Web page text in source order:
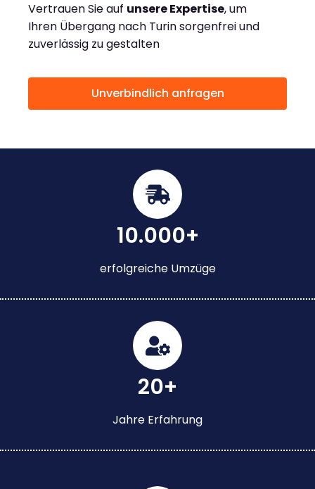
Vertrauen Sie auf unsere Expertise, um
Ihren Übergang nach Turin sorgenfrei und
zuverlässig zu gestalten
Unverbindlich anfragen
10.000+
erfolgreiche Umzüge
20+
Jahre Erfahrung